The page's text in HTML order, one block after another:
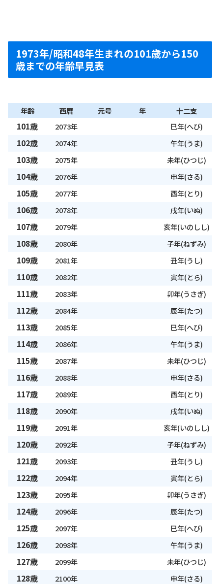
1973年/昭和48年生まれの101歳から150
歳までの年齢早見表
年齢 西暦 元号 年 十二支
101歳 2073年 巳年(へび)
102歳 2074年 午年(うま)
103歳 2075年 未年(ひつじ)
104歳 2076年 申年(さる)
105歳 2077年 酉年(とり)
106歳 2078年 戌年(いぬ)
107歳 2079年 亥年(いのしし)
108歳 2080年 子年(ねずみ)
109歳 2081年 丑年(うし)
110歳 2082年 寅年(とら)
111歳 2083年 卯年(うさぎ)
112歳 2084年 辰年(たつ)
113歳 2085年 巳年(へび)
114歳 2086年 午年(うま)
115歳 2087年 未年(ひつじ)
116歳 2088年 申年(さる)
117歳 2089年 酉年(とり)
118歳 2090年 戌年(いぬ)
119歳 2091年 亥年(いのしし)
120歳 2092年 子年(ねずみ)
121歳 2093年 丑年(うし)
122歳 2094年 寅年(とら)
123歳 2095年 卯年(うさぎ)
124歳 2096年 辰年(たつ)
125歳 2097年 巳年(へび)
126歳 2098年 午年(うま)
127歳 2099年 未年(ひつじ)
128歳 2100年 申年(さる)